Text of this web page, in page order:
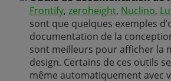
Frontify, zeroheight, Nuclino,
sont que quelques exemples
documentation de la
sont meilleurs pour afficher la
design. Certains de ces outils
même automatiquement avec